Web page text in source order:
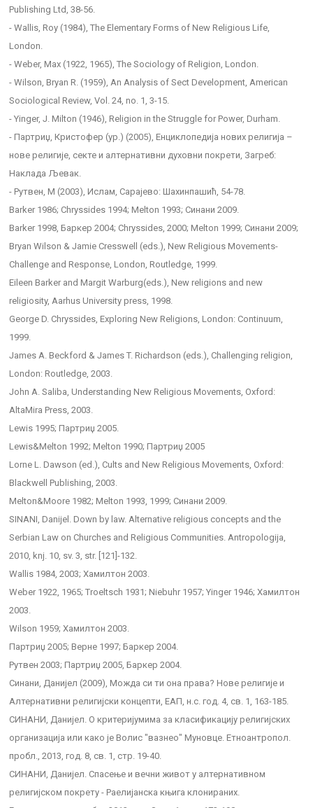
Publishing Ltd, 38-56.
- Wallis, Roy (1984), The Elementary Forms of New Religious Life,
London.
- Weber, Маx (1922, 1965), The Sociology of Religion, London.
- Wilson, Bryan R. (1959), An Analysis of Sect Development, American
Sociological Review, Vol. 24, no. 1, 3-15.
- Yinger, J. Milton (1946), Religion in the Struggle for Power, Durham.
- Партриџ, Кристофер (ур.) (2005), Eнциклопедија нових религија –
нове религије, секте и алтернативни духовни покрети, Загреб:
Наклада Љевак.
- Рутвен, М (2003), Ислам, Сарајево: Шахинпашић, 54-78.
Barker 1986; Chryssides 1994; Melton 1993; Синани 2009.
Barker 1998, Баркер 2004; Chryssides, 2000; Melton 1999; Синани 2009;
Bryan Wilson & Jamie Cresswell (eds.), New Religious Movements-
Challenge and Response, London, Routledge, 1999.
Eileen Barker and Margit Warburg(eds.), New religions and new
religiosity, Aarhus University press, 1998.
George D. Chryssides, Exploring New Religions, London: Continuum,
1999.
James A. Beckford & James T. Richardson (eds.), Challenging religion,
London: Routledge, 2003.
John A. Saliba, Understanding New Religious Movements, Oxford:
AltaMira Press, 2003.
Lewis 1995; Партриџ 2005.
Lewis&Melton 1992; Melton 1990; Партриџ 2005
Lorne L. Dawson (ed.), Cults and New Religious Movements, Oxford:
Blackwell Publishing, 2003.
Melton&Moore 1982; Melton 1993, 1999; Синани 2009.
SINANI, Danijel. Down by law. Alternative religious concepts and the
Serbian Law on Churches and Religious Communities. Antropologija,
2010, knj. 10, sv. 3, str. [121]-132.
Wallis 1984, 2003; Хамилтон 2003.
Weber 1922, 1965; Troeltsch 1931; Niebuhr 1957; Yinger 1946; Хамилтон
2003.
Wilson 1959; Хамилтон 2003.
Партриџ 2005; Верне 1997; Баркер 2004.
Рутвен 2003; Партриџ 2005, Баркер 2004.
Синани, Данијел (2009), Можда си ти она права? Нове религије и
Алтернативни религијски концепти, ЕАП, н.с. год. 4, св. 1, 163-185.
СИНАНИ, Данијел. О критеријумима за класификацију религијских
организација или како је Волис "вазнео" Муновце. Етноантропол.
пробл., 2013, год. 8, св. 1, стр. 19-40.
СИНАНИ, Данијел. Спасење и вечни живот у алтернативном
религијском покрету - Раелијанска књига клонираних.